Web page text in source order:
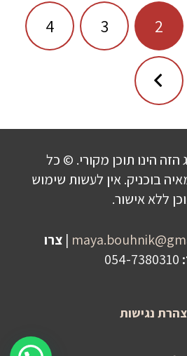
2
3
4
הינו תוכן מקורי. © כל
בוכניק. אין לעשות שימוש
ללא אישור.
| צרו
נגישות